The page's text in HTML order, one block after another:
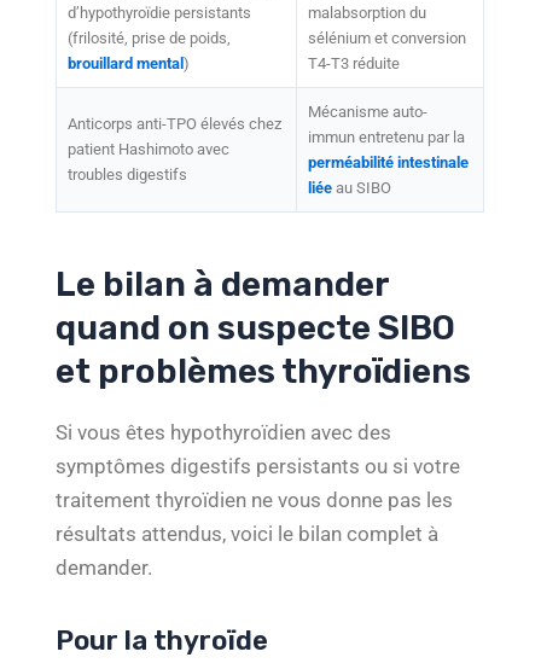
d’hypothyroïdie persistants
(frilosité, prise de poids,
brouillard mental)
malabsorption du
sélénium et conversion
T4-T3 réduite
Anticorps anti-TPO élevés chez
patient Hashimoto avec
troubles digestifs
Mécanisme auto-
immun entretenu par la
perméabilité intestinale
liée au SIBO
Le bilan à demander
quand on suspecte SIBO
et problèmes thyroïdiens
Si vous êtes hypothyroïdien avec des
symptômes digestifs persistants ou si votre
traitement thyroïdien ne vous donne pas les
résultats attendus, voici le bilan complet à
demander.
Pour la thyroïde